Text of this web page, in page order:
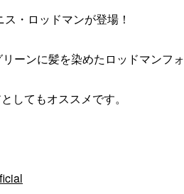
・ロッドマンが登場！
ーンに髪を染めたロッドマンフォ
してもオススメです。